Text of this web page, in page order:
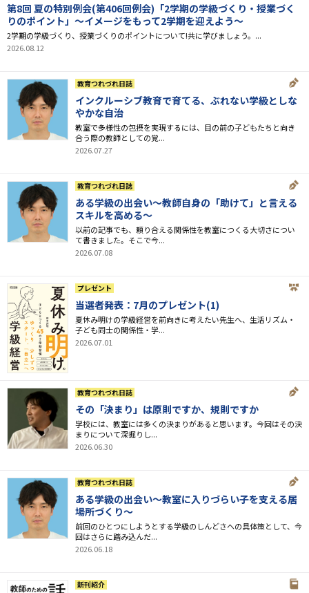
第8回 夏の特別例会(第406回例会)「2学期の学級づくり・授業づく
りのポイント」～イメージをもって2学期を迎えよう～
2学期の学級づくり、授業づくりのポイントについて!共に学びましょう。...
2026.08.12
教育つれづれ日誌
インクルーシブ教育で育てる、ぶれない学級としな
やかな自治
教室で多様性の包摂を実現するには、目の前の子どもたちと向き
合う際の教師としての覚...
2026.07.27
教育つれづれ日誌
ある学級の出会い～教師自身の「助けて」と言える
スキルを高める～
以前の記事でも、頼り合える関係性を教室につくる大切さについ
て書きました。そこで今...
2026.07.08
プレゼント
当選者発表：7月のプレゼント(1)
夏休み明けの学級経営を前向きに考えたい先生へ、生活リズム・
子ども同士の関係性・学...
2026.07.01
教育つれづれ日誌
その「決まり」は原則ですか、規則ですか
学校には、教室には多くの決まりがあると思います。今回はその決
まりについて深掘りし...
2026.06.30
教育つれづれ日誌
ある学級の出会い～教室に入りづらい子を支える居
場所づくり～
前回のひとつにしようとする学級のしんどさへの具体策として、今
回はさらに踏み込んだ...
2026.06.18
新刊紹介